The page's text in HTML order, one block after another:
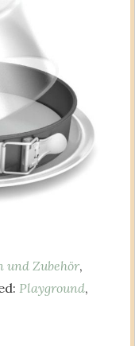
und Zubehör,
Playground,